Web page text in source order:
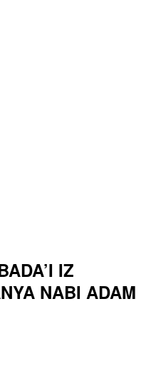
IZ
NABI ADAM